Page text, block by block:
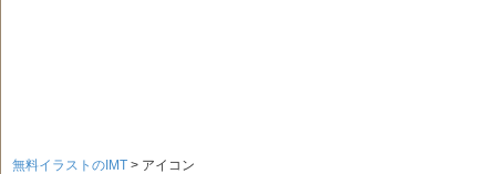
無料イラストのIMT > アイコン